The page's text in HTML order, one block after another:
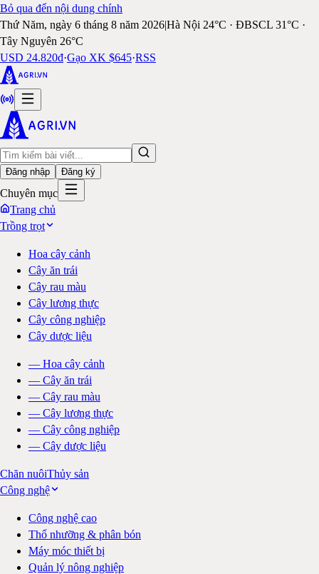
Bỏ qua đến nội dung chính
Thứ Năm, ngày 6 tháng 8 năm 2026|Hà Nội 24°C · ĐBSCL 31°C ·
Tây Nguyên 26°C
USD 24.820đ·Gạo XK $645·RSS
Đăng nhập Đăng ký
Chuyên mục
Trang chủ
Trồng trọt
Hoa cây cảnh
Cây ăn trái
Cây rau màu
Cây lương thực
Cây công nghiệp
Cây dược liệu
— Hoa cây cảnh
— Cây ăn trái
— Cây rau màu
— Cây lương thực
— Cây công nghiệp
— Cây dược liệu
Chăn nuôiThủy sản
Công nghệ
Công nghệ cao
Thổ nhưỡng & phân bón
Máy móc thiết bị
Quản lý nông nghiệp